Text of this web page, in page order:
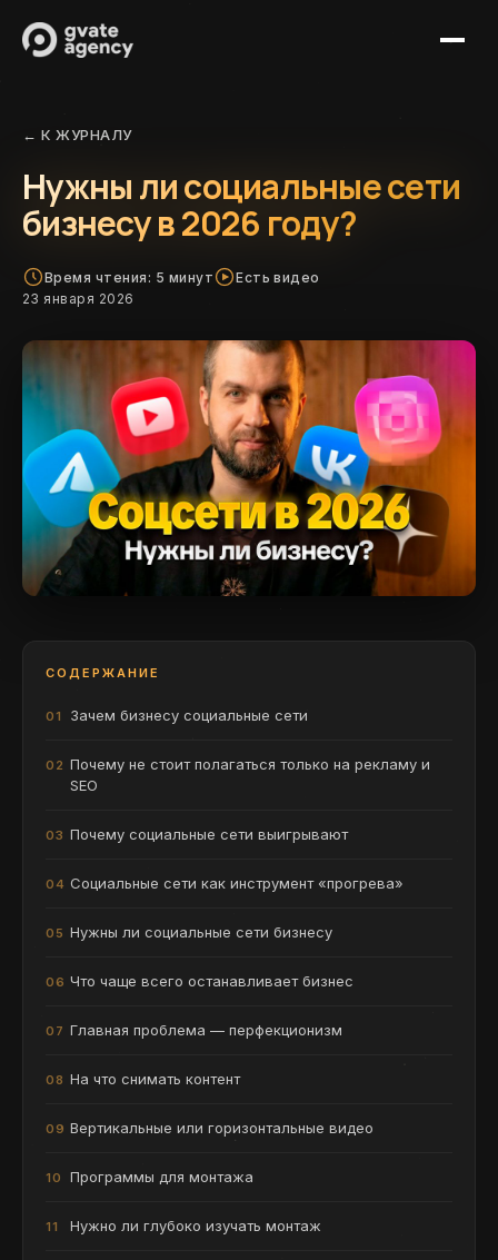
SEO-продвижение
Сопровождение сайтов
IT-поддержка
Журнал
Партнерам
Контакты
Обсудить проект
+7 (921) 313-11-64
mail@gvate-agency.ru
← К ЖУРНАЛУ
Нужны ли социальные сети
бизнесу в 2026 году?
Время чтения: 5 минут
Есть видео
23 января 2026
СОДЕРЖАНИЕ
Зачем бизнесу социальные сети
Почему не стоит полагаться только на рекламу и
SEO
Почему социальные сети выигрывают
Социальные сети как инструмент «прогрева»
Нужны ли социальные сети бизнесу
Что чаще всего останавливает бизнес
Главная проблема — перфекционизм
На что снимать контент
Вертикальные или горизонтальные видео
Программы для монтажа
Нужно ли глубоко изучать монтаж